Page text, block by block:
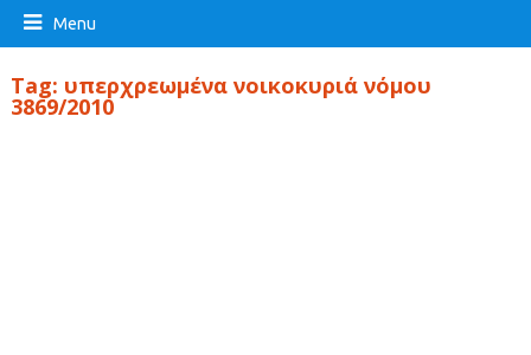
Menu
Tag: υπερχρεωμένα νοικοκυριά νόμου
3869/2010